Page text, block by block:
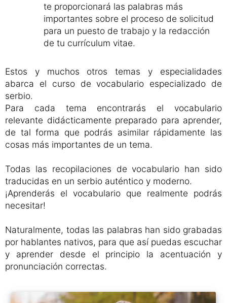
te proporcionará las palabras más
importantes sobre el proceso de solicitud
para un puesto de trabajo y la redacción
de tu currículum vitae.
Estos y muchos otros temas y especialidades
abarca el curso de vocabulario especializado de
serbio.
Para cada tema encontrarás el vocabulario
relevante didácticamente preparado para aprender,
de tal forma que podrás asimilar rápidamente las
cosas más importantes de un tema.
Todas las recopilaciones de vocabulario han sido
traducidas en un serbio auténtico y moderno.
¡Aprenderás el vocabulario que realmente podrás
necesitar!
Naturalmente, todas las palabras han sido grabadas
por hablantes nativos, para que así puedas escuchar
y aprender desde el principio la acentuación y
pronunciación correctas.